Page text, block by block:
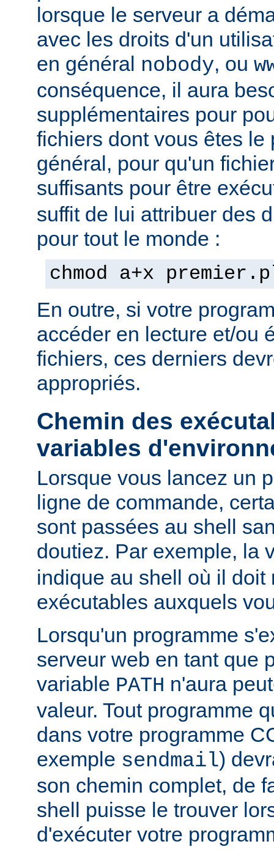
lorsque le serveur a
avec les droits d'un
en général nobody, ou
conséquence, il aura
supplémentaires pour
fichiers dont vous êtes le
général, pour qu'un
suffisants pour être
suffit de lui attribuer des
pour tout le monde :
chmod a+x
En outre, si votre
accéder en lecture et/ou
fichiers, ces derniers
appropriés.
Chemin des
variables
Lorsque vous lancez un
ligne de commande,
sont passées au shell
doutiez. Par exemple, la
indique au shell où il doit
exécutables auxquels
Lorsqu'un programme
serveur web en tant que
variable PATH n'aura
valeur. Tout programme
dans votre programme
exemple sendmail)
son chemin complet, de
shell puisse le trouver
d'exécuter votre